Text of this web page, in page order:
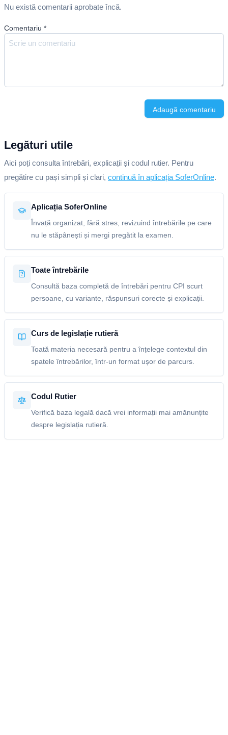
Nu există comentarii aprobate încă.
Comentariu *
Adaugă comentariu
Legături utile
Aici poți consulta întrebări, explicații și codul rutier. Pentru
pregătire cu pași simpli și clari, continuă în aplicația SoferOnline.
Aplicația SoferOnline
Învață organizat, fără stres, revizuind întrebările pe care
nu le stăpânești și mergi pregătit la examen.
Toate întrebările
Consultă baza completă de întrebări pentru CPI scurt
persoane, cu variante, răspunsuri corecte și explicații.
Curs de legislație rutieră
Toată materia necesară pentru a înțelege contextul din
spatele întrebărilor, într-un format ușor de parcurs.
Codul Rutier
Verifică baza legală dacă vrei informații mai amănunțite
despre legislația rutieră.